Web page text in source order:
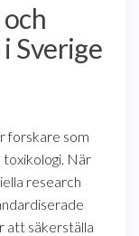
Sverige
forskare som
När
research
att säkerställa